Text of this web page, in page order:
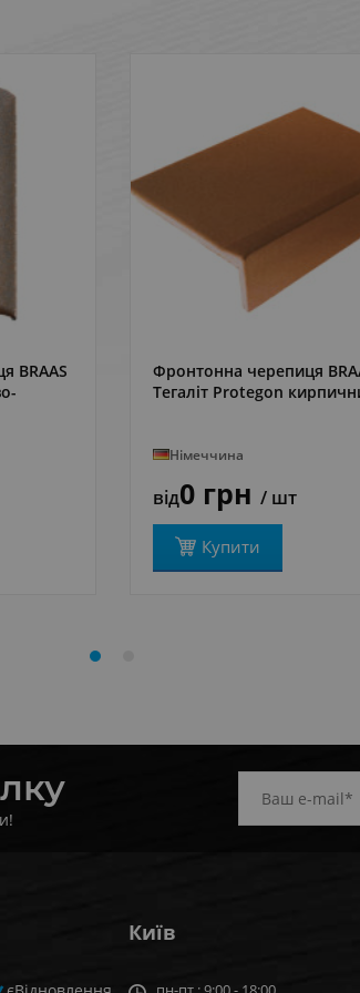
BRAAS
ДЕТАЛЬНІШЕ
Фронтонна черепиця
Тегаліт Protegon
Німеччина
від0 грн / шт
Купити
Київ